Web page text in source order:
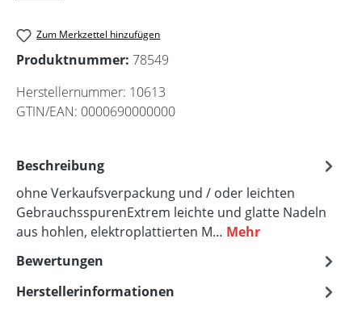
Zum Merkzettel hinzufügen
Produktnummer: 78549
Herstellernummer: 10613
GTIN/EAN: 0000690000000
Beschreibung
ohne Verkaufsverpackung und / oder leichten
GebrauchsspurenExtrem leichte und glatte Nadeln
aus hohlen, elektroplattierten M… Mehr
Bewertungen
Herstellerinformationen